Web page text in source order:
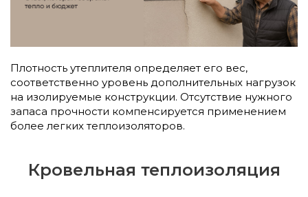
Плотность утеплителя определяет его вес,
соответственно уровень дополнительных нагрузок
на изолируемые конструкции. Отсутствие нужного
запаса прочности компенсируется применением
более легких теплоизоляторов.
Кровельная теплоизоляция